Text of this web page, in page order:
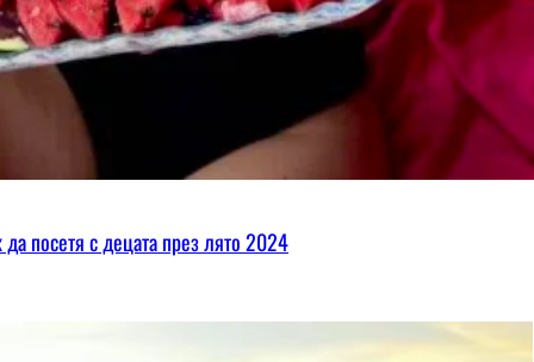
посетя с децата през лято 2024